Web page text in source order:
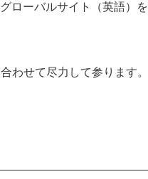
ローバルサイト（英語）
わせて尽力して参ります。